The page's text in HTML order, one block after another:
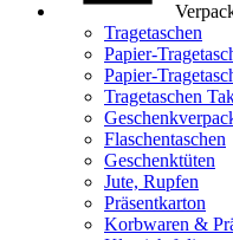
Tragetaschen
Papier-
Papier-
Tragetaschen
Flaschentaschen
Geschenktüten
Jute, Rupfen
Präsentkarton
Korbwaren &